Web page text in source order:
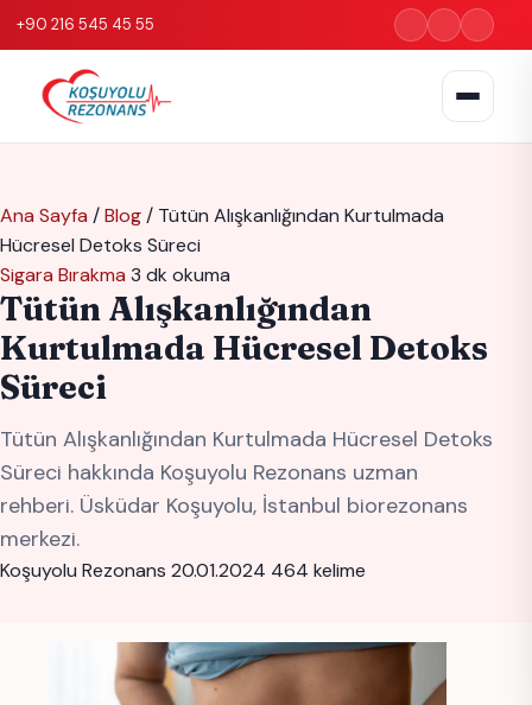
+90 216 545 45 55
Ana Sayfa /Blog/ Tütün Alışkanlığından Kurtulmada
Hücresel Detoks Süreci
Sigara Bırakma 3 dk okuma
Tütün Alışkanlığından
Kurtulmada Hücresel Detoks
Süreci
Tütün Alışkanlığından Kurtulmada Hücresel Detoks
Süreci hakkında Koşuyolu Rezonans uzman
rehberi. Üsküdar Koşuyolu, İstanbul biorezonans
merkezi.
Koşuyolu Rezonans 20.01.2024 464 kelime